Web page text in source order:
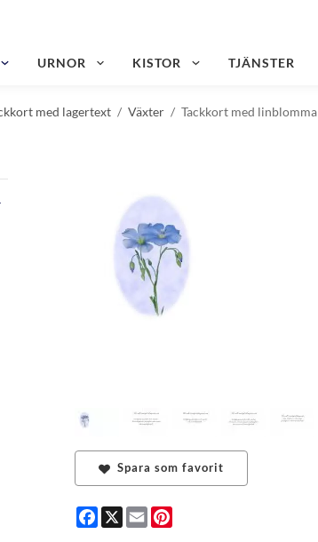
URNOR KISTOR TJÄNSTER
med lagertext / Växter / Tackkort med linblomma
Spara som favorit
Facebook
X Email